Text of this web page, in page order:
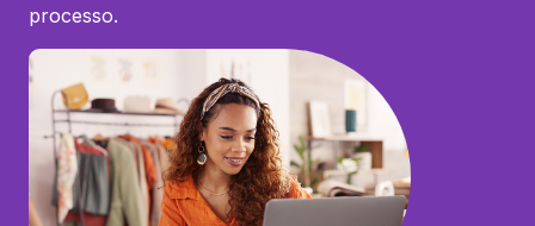
processo.